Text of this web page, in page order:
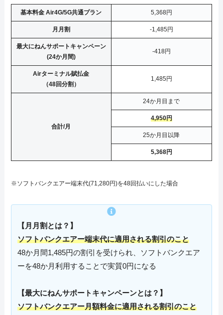
基本料金 Air4G/5G共通プラン 5,368円
月月割 -1,485円
最大にねんサポートキャンペーン
(24か月間)
-418円
Airターミナル賦払金
（48回分割）
1,485円
合計/月
24か月目まで
4,950円
25か月目以降
5,368円
※ソフトバンクエアー端末代(71,280円)を48回払いにした場合
【月月割とは？】
ソフトバンクエアー端末代に適用される割引のこと
48か月間1,485円の割引を受けられ、ソフトバンクエア
ーを48か月利用することで実質0円になる
【最大にねんサポートキャンペーンとは？】
ソフトバンクエアー月額料金に適用される割引のこと